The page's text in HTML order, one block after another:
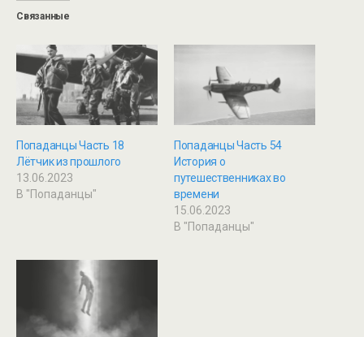
Связанные
Попаданцы Часть 18
Лётчик из прошлого
13.06.2023
В "Попаданцы"
Попаданцы Часть 54
История о
путешественниках во
времени
15.06.2023
В "Попаданцы"